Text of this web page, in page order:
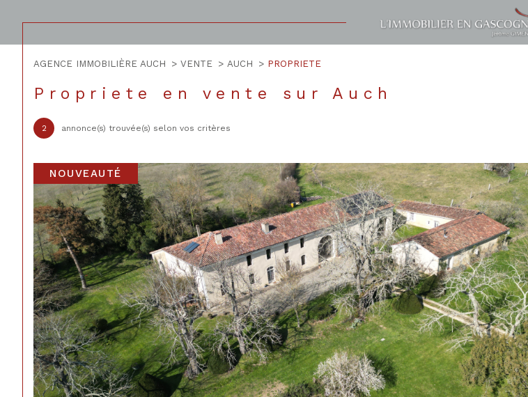
de l'ancien
de l'ancien
TYPE DE BIEN
Voir les2annonces
Propriete 32000 - Auch
AGENCE IMMOBILIÈRE AUCH VENTE AUCH PROPRIETE
Propriete en vente sur Auch
2 annonce(s) trouvée(s) selon vos critères
NOUVEAUTÉ